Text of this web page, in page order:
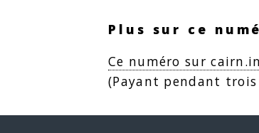
Plus sur ce
Ce numéro sur
(Payant pendant